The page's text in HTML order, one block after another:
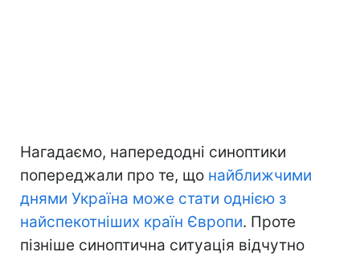
Нагадаємо, напередодні синоптики
попереджали про те, що найближчими
днями Україна може стати однією з
найспекотніших країн Європи. Проте
пізніше синоптична ситуація відчутно